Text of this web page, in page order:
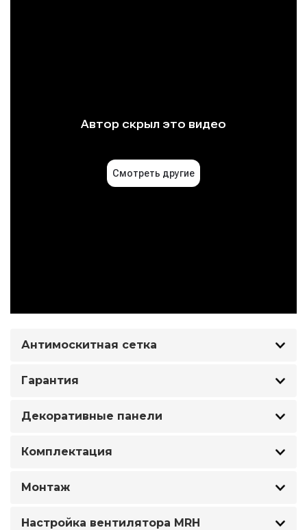
Антимоскитная сетка
Гарантия
Декоративные панели
Комплектация
Монтаж
Настройка вентилятора MRH